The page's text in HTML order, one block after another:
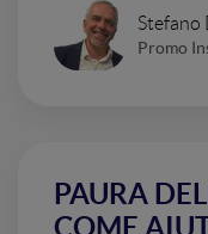
Stefano
Promo
PAURA
COME